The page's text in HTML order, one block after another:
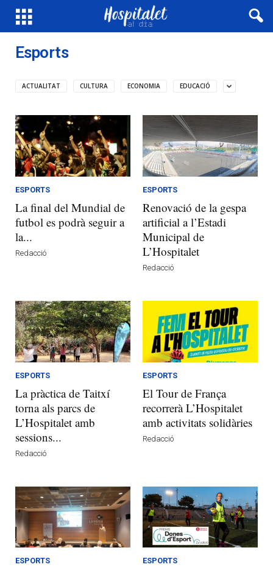
Esports
ACTUALITAT CULTURA ECONOMIA EDUCACIÓ
ESPORTS
La final del Mundial de
futbol es podrà seguir a
la...
Redacció
ESPORTS
Renovació de la gespa
artificial a l’Estadi
Municipal de
L’Hospitalet
Redacció
ESPORTS
La pràctica de Taitxí
torna als parcs de
L’Hospitalet amb
sessions...
Redacció
ESPORTS
El Tour de França
recorrerà L’Hospitalet
amb activitats solidàries
Redacció
ESPORTS ESPORTS